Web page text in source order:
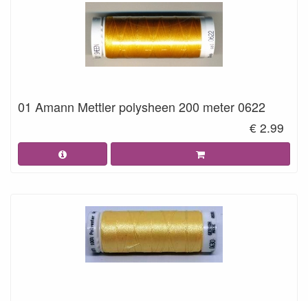
01 Amann Mettler polysheen 200 meter 0622
€ 2.99